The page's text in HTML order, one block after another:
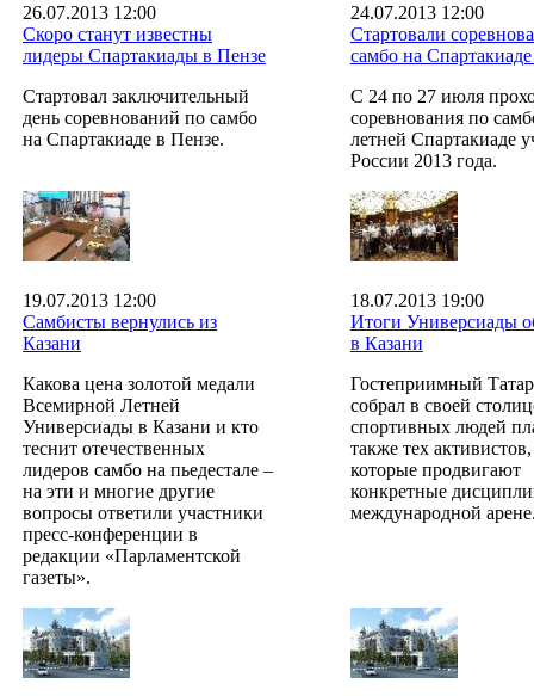
26.07.2013 12:00
Скоро станут известны
лидеры Спартакиады в Пензе
Стартовал заключительный
день соревнований по самбо
на Спартакиаде в Пензе.
24.07.2013 12:00
Стартовали
самбо на
С 24 по 27 июля
соревнования по
летней Спартакиаде
России 2013 года.
19.07.2013 12:00
Самбисты вернулись из
Казани
Какова цена золотой медали
Всемирной Летней
Универсиады в Казани и кто
теснит отечественных
лидеров самбо на пьедестале –
на эти и многие другие
вопросы ответили участники
пресс-конференции в
редакции «Парламентской
газеты».
18.07.2013 19:00
Итоги Универсиады
в Казани
Гостеприимный
собрал в своей
спортивных людей
также тех активистов,
которые продвигают
конкретные
международной